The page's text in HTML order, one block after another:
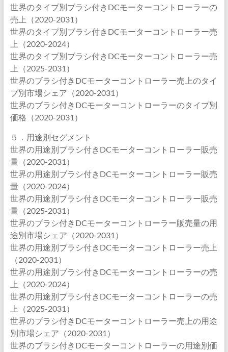
世界のタイプ別ブラシ付きDCモーターコントローラーの
売上（2020-2031）
世界のタイプ別ブラシ付きDCモーターコントローラー売
上（2020-2024）
世界のタイプ別ブラシ付きDCモーターコントローラー売
上（2025-2031）
世界のブラシ付きDCモーターコントローラー売上のタイ
プ別市場シェア（2020-2031）
世界のブラシ付きDCモーターコントローラーのタイプ別
価格（2020-2031）
５．用途別セグメント
世界の用途別ブラシ付きDCモーターコントローラー販売
量（2020-2031）
世界の用途別ブラシ付きDCモーターコントローラー販売
量（2020-2024）
世界の用途別ブラシ付きDCモーターコントローラー販売
量（2025-2031）
世界のブラシ付きDCモーターコントローラー販売量の用
途別市場シェア（2020-2031）
世界の用途別ブラシ付きDCモーターコントローラー売上
（2020-2031）
世界の用途別ブラシ付きDCモーターコントローラーの売
上（2020-2024）
世界の用途別ブラシ付きDCモーターコントローラーの売
上（2025-2031）
世界のブラシ付きDCモーターコントローラー売上の用途
別市場シェア（2020-2031）
世界のブラシ付きDCモーターコントローラーの用途別価